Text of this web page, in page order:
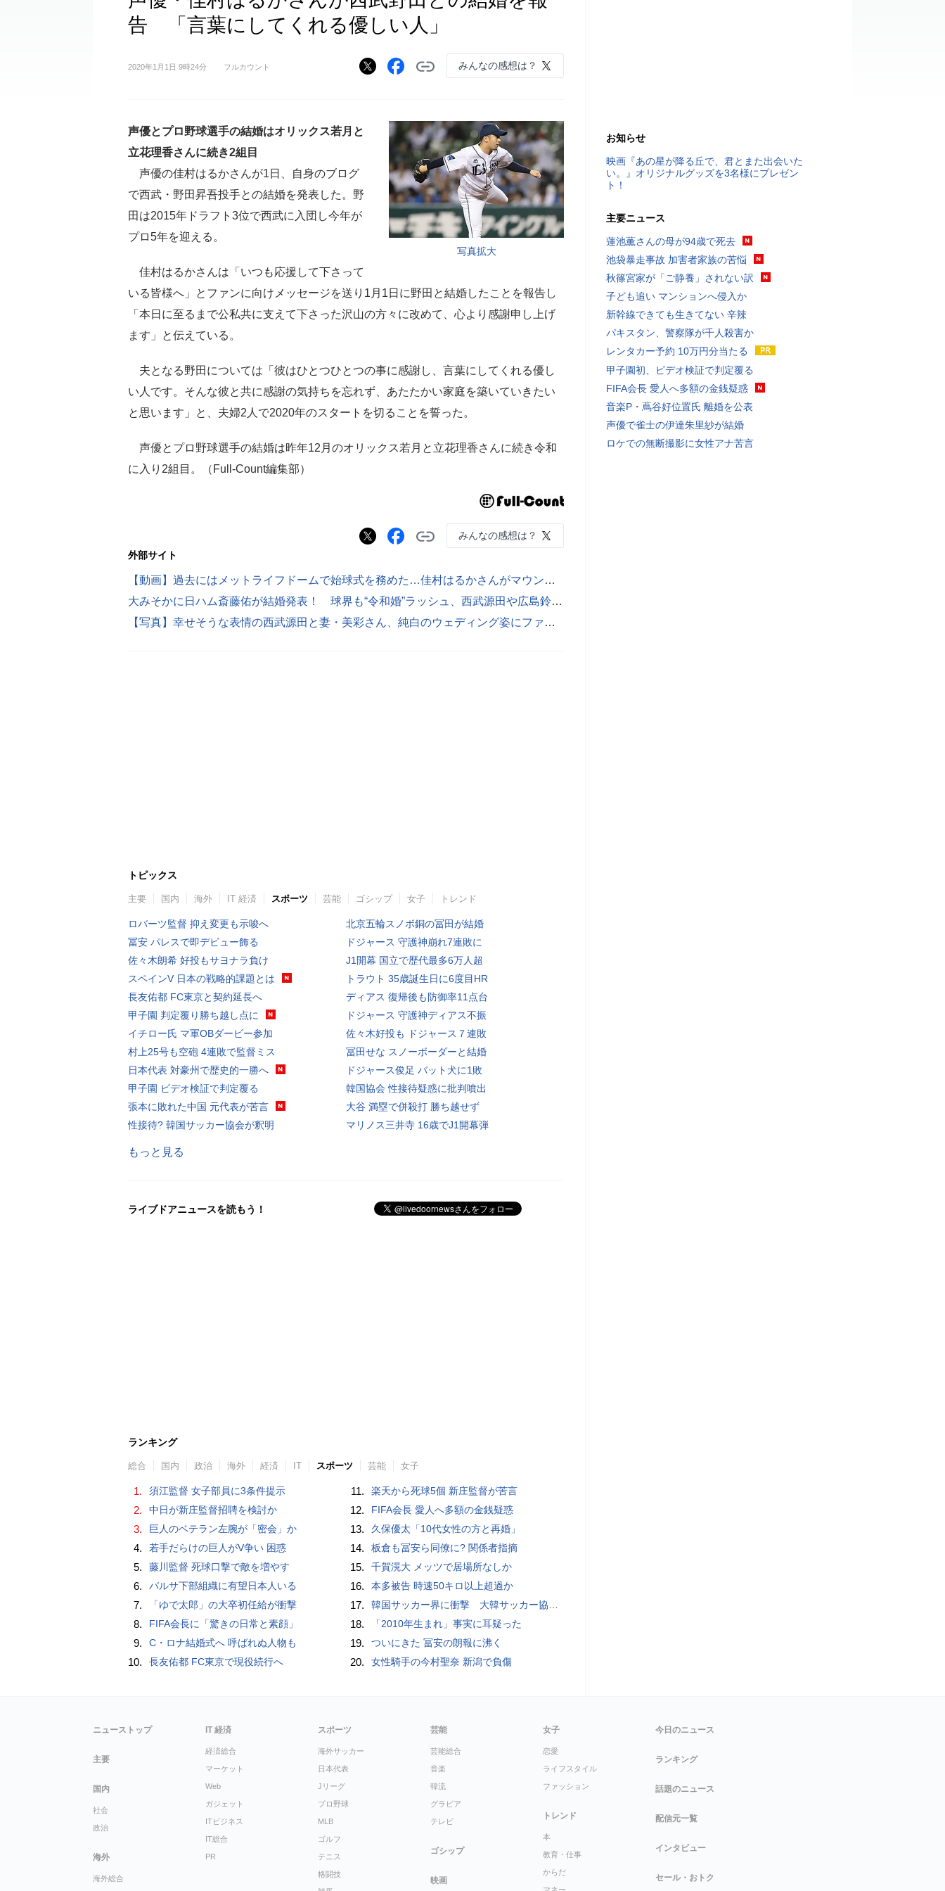
告 「言葉にしてくれる優しい人」
2020年1月1日 9時24分 フルカウント みんなの感想は？
写真拡大
声優とプロ野球選手の結婚はオリックス若月と
立花理香さんに続き2組目
声優の佳村はるかさんが1日、自身のブログ
で西武・野田昇吾投手との結婚を発表した。野
田は2015年ドラフト3位で西武に入団し今年が
プロ5年を迎える。
佳村はるかさんは「いつも応援して下さって
いる皆様へ」とファンに向けメッセージを送り1月1日に野田と結婚したことを報告し
「本日に至るまで公私共に支えて下さった沢山の方々に改めて、心より感謝申し上げ
ます」と伝えている。
夫となる野田については「彼はひとつひとつの事に感謝し、言葉にしてくれる優し
い人です。そんな彼と共に感謝の気持ちを忘れず、あたたかい家庭を築いていきたい
と思います」と、夫婦2人で2020年のスタートを切ることを誓った。
声優とプロ野球選手の結婚は昨年12月のオリックス若月と立花理香さんに続き令和
に入り2組目。（Full-Count編集部）
みんなの感想は？
外部サイト
【動画】過去にはメットライフドームで始球式を務めた…佳村はるかさんがマウンドに上がった実際の映像
大みそかに日ハム斎藤佑が結婚発表！ 球界も“令和婚”ラッシュ、西武源田や広島鈴木も
【写真】幸せそうな表情の西武源田と妻・美彩さん、純白のウェディング姿にファンも「本当にきれい」とうっとりした実際の写真
トピックス
主要 国内 海外 IT 経済 スポーツ 芸能 ゴシップ 女子 トレンド
ロバーツ監督 抑え変更も示唆へ
冨安 パレスで即デビュー飾る
佐々木朗希 好投もサヨナラ負け
スペインV 日本の戦略的課題とは
長友佑都 FC東京と契約延長へ
甲子園 判定覆り勝ち越し点に
イチロー氏 マ軍OBダービー参加
村上25号も空砲 4連敗で監督ミス
日本代表 対豪州で歴史的一勝へ
甲子園 ビデオ検証で判定覆る
張本に敗れた中国 元代表が苦言
性接待? 韓国サッカー協会が釈明
北京五輪スノボ銅の冨田が結婚
ドジャース 守護神崩れ7連敗に
J1開幕 国立で歴代最多6万人超
トラウト 35歳誕生日に6度目HR
ディアス 復帰後も防御率11点台
ドジャース 守護神ディアス不振
佐々木好投も ドジャース７連敗
冨田せな スノーボーダーと結婚
ドジャース俊足 バット犬に1敗
韓国協会 性接待疑惑に批判噴出
大谷 満塁で併殺打 勝ち越せず
マリノス三井寺 16歳でJ1開幕弾
もっと見る
ライブドアニュースを読もう！
ランキング
総合 国内 政治 海外 経済 IT スポーツ 芸能 女子
1. 須江監督 女子部員に3条件提示
2. 中日が新庄監督招聘を検討か
3. 巨人のベテラン左腕が「密会」か
4. 若手だらけの巨人がV争い 困惑
5. 藤川監督 死球口撃で敵を増やす
6. バルサ下部組織に有望日本人いる
7. 「ゆで太郎」の大卒初任給が衝撃
8. FIFA会長に「驚きの日常と素顔」
9. C・ロナ結婚式へ 呼ばれぬ人物も
10. 長友佑都 FC東京で現役続行へ
11. 楽天から死球5個 新庄監督が苦言
12. FIFA会長 愛人へ多額の金銭疑惑
13. 久保優太「10代女性の方と再婚」
14. 板倉も冨安ら同僚に? 関係者指摘
15. 千賀滉大 メッツで居場所なしか
16. 本多被告 時速50キロ以上超過か
17. 韓国サッカー界に衝撃 大韓サッカー協会に外国人審判への“性的接待”疑惑 韓国メディアが報道
18. 「2010年生まれ」事実に耳疑った
19. ついにきた 冨安の朗報に沸く
20. 女性騎手の今村聖奈 新潟で負傷
お知らせ
映画『あの星が降る丘で、君とまた出会いた
い。』オリジナルグッズを3名様にプレゼン
ト！
主要ニュース
蓮池薫さんの母が94歳で死去
池袋暴走事故 加害者家族の苦悩
秋篠宮家が「ご静養」されない訳
子ども追い マンションへ侵入か
新幹線できても生きてない 辛辣
パキスタン、警察隊が千人殺害か
レンタカー予約 10万円分当たる
甲子園初、ビデオ検証で判定覆る
FIFA会長 愛人へ多額の金銭疑惑
音楽P・蔦谷好位置氏 離婚を公表
声優で雀士の伊達朱里紗が結婚
ロケでの無断撮影に女性アナ苦言
ニューストップ
主要
国内
社会
政治
海外
海外総合
IT 経済
経済総合
マーケット
Web
ガジェット
ITビジネス
IT総合
PR
スポーツ
海外サッカー
日本代表
Jリーグ
プロ野球
MLB
ゴルフ
テニス
格闘技
芸能
芸能総合
音楽
韓流
グラビア
テレビ
ゴシップ
映画
女子
恋愛
ライフスタイル
ファッション
トレンド
本
教育・仕事
からだ
マネー
今日のニュース
ランキング
話題のニュース
配信元一覧
インタビュー
セール・おトク